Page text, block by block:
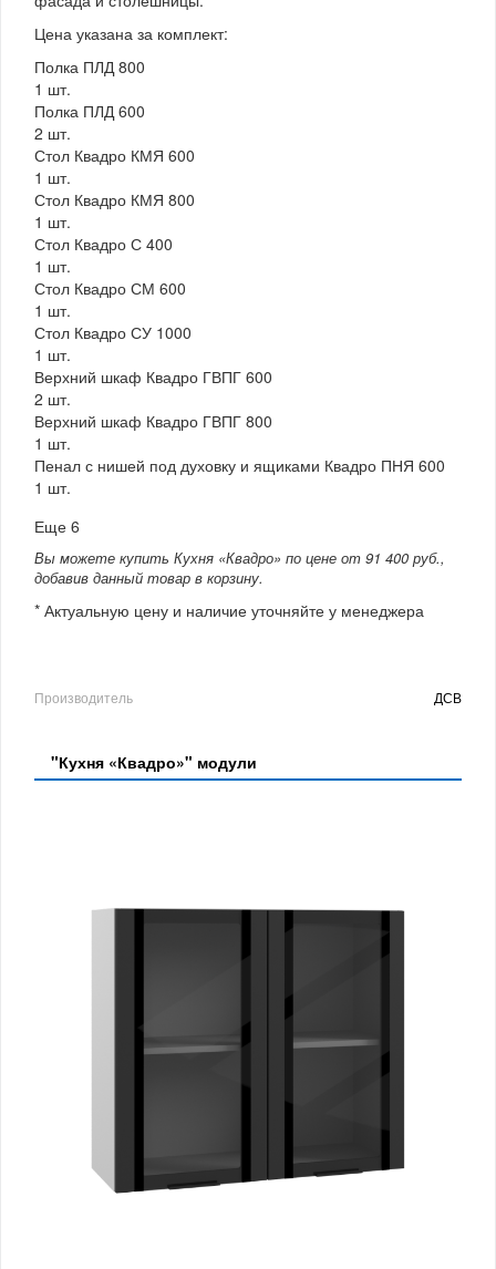
Цена указана за комплект:
Полка ПЛД 800
1 шт.
Полка ПЛД 600
2 шт.
Стол Квадро КМЯ 600
1 шт.
Стол Квадро КМЯ 800
1 шт.
Стол Квадро С 400
1 шт.
Стол Квадро СМ 600
1 шт.
Стол Квадро СУ 1000
1 шт.
Верхний шкаф Квадро ГВПГ 600
2 шт.
Верхний шкаф Квадро ГВПГ 800
1 шт.
Пенал с нишей под духовку и ящиками Квадро ПНЯ 600
1 шт.
Еще 6
Вы можете купить Кухня «Квадро» по цене от 91 400 руб.,
добавив данный товар в корзину.
* Актуальную цену и наличие уточняйте у менеджера
Производитель ДСВ
"Кухня «Квадро»" модули